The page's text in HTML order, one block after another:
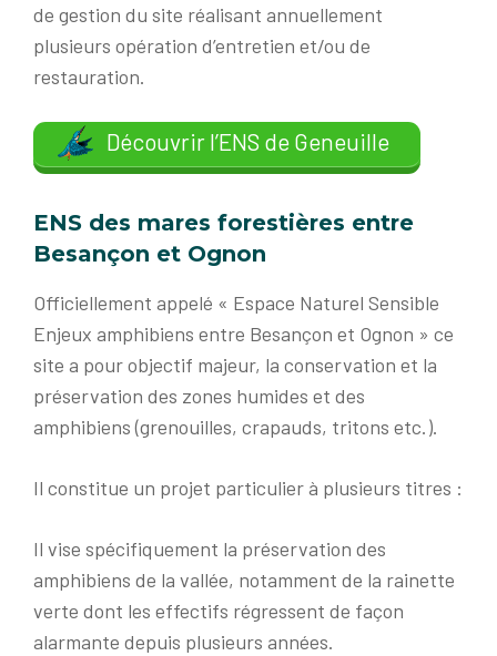
de gestion du site réalisant annuellement
plusieurs opération d’entretien et/ou de
restauration.
Découvrir l’ENS de Geneuille
ENS des mares forestières entre
Besançon et Ognon
Officiellement appelé « Espace Naturel Sensible
Enjeux amphibiens entre Besançon et Ognon » ce
site a pour objectif majeur, la conservation et la
préservation des zones humides et des
amphibiens (grenouilles, crapauds, tritons etc.).
Il constitue un projet particulier à plusieurs titres :
Il vise spécifiquement la préservation des
amphibiens de la vallée, notamment de la rainette
verte dont les effectifs régressent de façon
alarmante depuis plusieurs années.